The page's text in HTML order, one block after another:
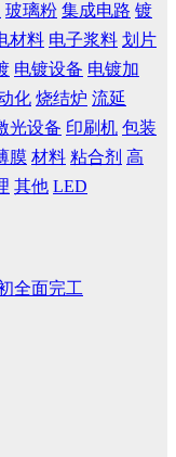
玻璃粉 集成电路 镀
材料 电子浆料 划片
电镀设备 电镀加
化 烧结炉 流延
光设备 印刷机 包装
膜 材料 粘合剂 高
其他 LED
全面完工